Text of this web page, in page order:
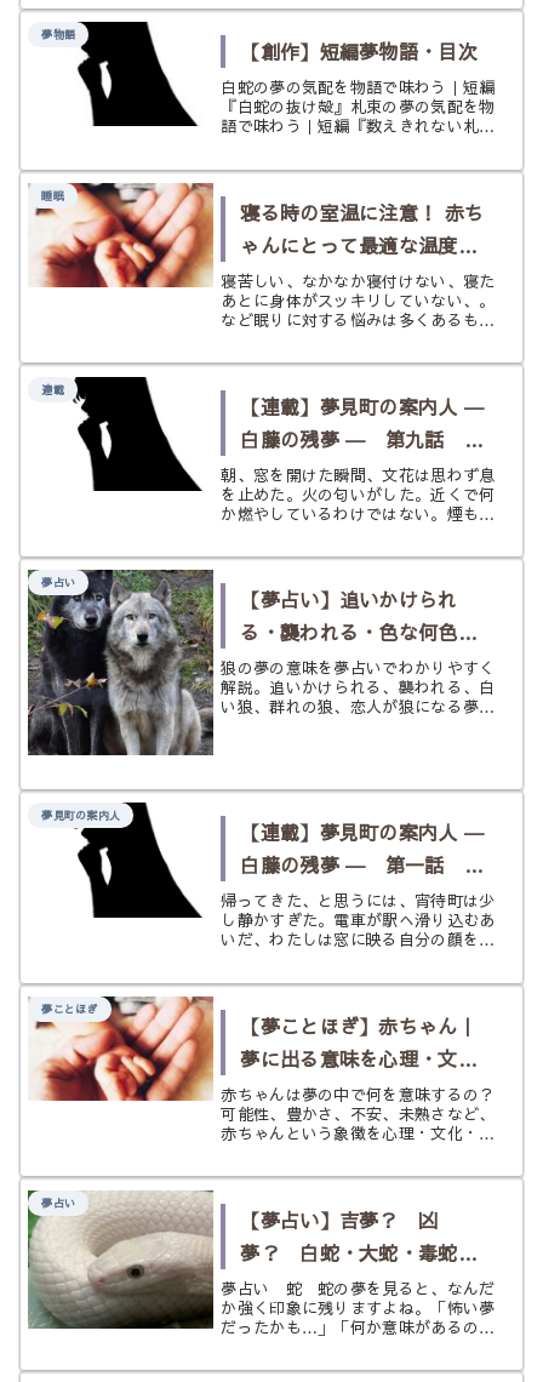
まざま。挨拶する夢・される夢・無視
す。
夢物語
【創作】短編夢物語・目次
白蛇の夢の気配を物語で味わう｜短編
『白蛇の抜け殻』札束の夢の気配を物
語で味わう｜短編『数えきれない札
短編『夜明けの札束』正夢の気配を物
パンの夢の気配を物語で味わう｜短編
『ふ...
睡眠
寝る時の室温に注意！ 赤ち
ゃんにとって最適な温度
は？
寝苦しい、なかなか寝付けない、寝た
あとに身体がスッキリしていない、。
など眠りに対する悩みは多くあるもの
ではありません。一日の内で多くを寝
要なことなのです。 もし、あなたの
お...
連載
【連載】夢見町の案内人 ―
白藤の残夢 ― 第九話 夏
の火の匂い
朝、窓を開けた瞬間、文花は思わず息
を止めた。火の匂いがした。近くで何
か燃やしているわけではない。煙も見
に、風の奥に、乾いた火の匂いだけが
き火とも少し違う。もっと遠くて、も
っ...
夢占い
【夢占い】追いかけられ
る・襲われる・色な何色だ
ったか、覚えている？
〈狼〉の夢
狼の夢の意味を夢占いでわかりやすく
解説。追いかけられる、襲われる、白
い狼、群れの狼、恋人が狼になる夢な
した。
夢見町の案内人
【連載】夢見町の案内人 ―
白藤の残夢 ― 第一話 宵
待駅の黒猫
帰ってきた、と思うには、宵待町は少
し静かすぎた。電車が駅へ滑り込むあ
いだ、わたしは窓に映る自分の顔をぼ
もう少し肩の力が抜けるのかと思って
く、スマホの通知を開く気にもなれな
いま...
夢ことほぎ
【夢ことほぎ】赤ちゃん｜
夢に出る意味を心理・文
化・象徴からやさしく解説
赤ちゃんは夢の中で何を意味するの？
可能性、豊かさ、不安、未熟さなど、
赤ちゃんという象徴を心理・文化・夢
す。
夢占い
【夢占い】吉夢？ 凶
夢？ 白蛇・大蛇・毒蛇・
たくさん出る〈蛇〉の夢
夢占い 蛇 蛇の夢を見ると、なんだ
か強く印象に残りますよね。「怖い夢
だったかも…」「何か意味があるのか
多いと思います。 夢占いで蛇は、生